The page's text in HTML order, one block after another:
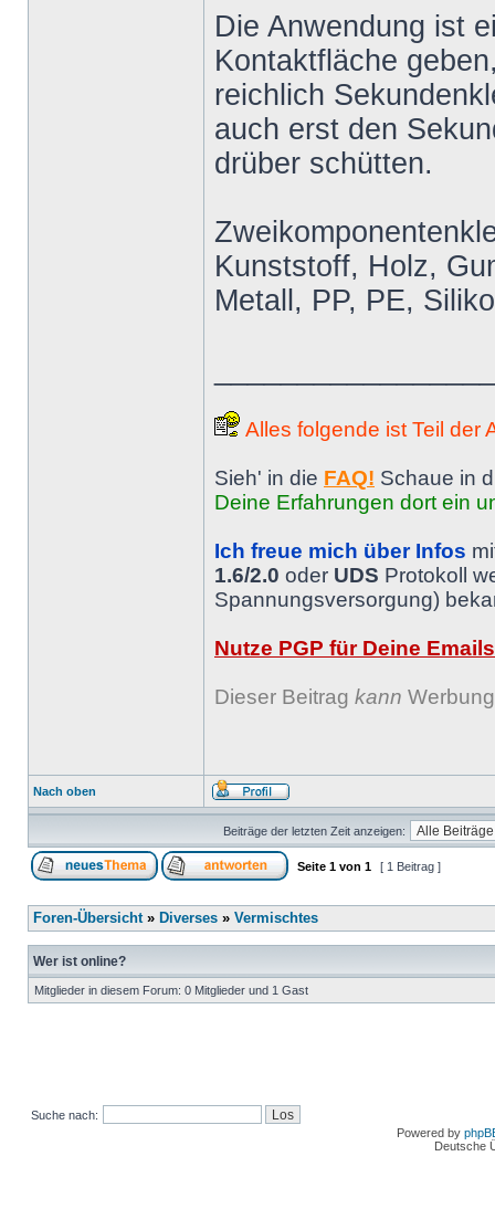
Die Anwendung ist
Kontaktfläche
reichlich
auch erst den
drüber schütten.
Kunststoff, Holz,
Metall, PP, PE,
Alles folgende ist Teil der
Sieh' in die FAQ! Schaue in
Deine Erfahrungen dort ein
Ich freue mich über Infos
1.6/2.0 oder UDS Protokoll
Spannungsversorgung)
Nutze PGP für Deine
Dieser Beitrag kann
Nach oben
Beiträge der letzten Zeit anzeigen:
Seite 1 von 1 [ 1 Beitrag ]
Foren-Übersicht» Diverses » Vermischtes
Wer ist online?
Mitglieder in diesem Forum: 0 Mitglieder und 1 Gast
Suche nach:
Powered by
Deutsche